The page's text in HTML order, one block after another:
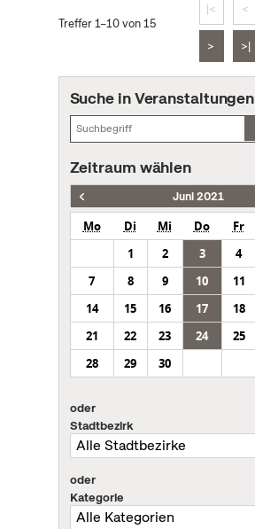
Treffer 1–10 von 15
|< <
> >|
Suche in Veranstaltungen
Zeitraum wählen
Juni 2021
Mo Di Mi Do Fr
1
2 3 4
7
8 9 10 11
14
15 16 17 18
21
22 23 24 25
28
29 30
oder
Stadtbezirk
oder
Kategorie